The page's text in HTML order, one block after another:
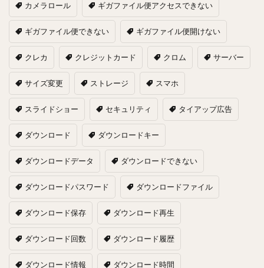
カメラロール ギガファイル便アクセスできない
ギガファイル便できない ギガファイル便開けない
クレカ クレジットカード クロム サーバー
サイズ変更 ストレージ スマホ
スライドショー セキュリティ タイアップ広告
ダウンロード ダウンロードキー
ダウンロードデータ ダウンロードできない
ダウンロードパスワード ダウンロードファイル
ダウンロード保存 ダウンロード再生
ダウンロード回数 ダウンロード履歴
ダウンロード情報 ダウンロード時間